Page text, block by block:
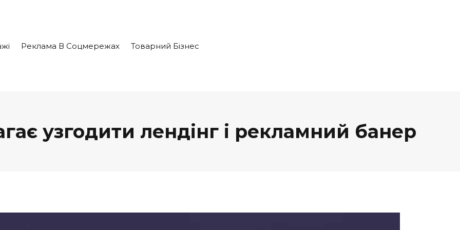
Реклама В Соцмережах Товарний Бізнес
узгодити лендінг і рекламний банер